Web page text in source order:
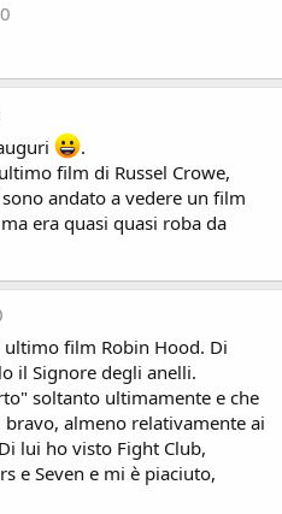
.
film di Russel Crowe,
andato a vedere un film
era quasi quasi roba da
film Robin Hood. Di
il Signore degli anelli.
soltanto ultimamente e che
almeno relativamente ai
lui ho visto Fight Club,
e Seven e mi è piaciuto,